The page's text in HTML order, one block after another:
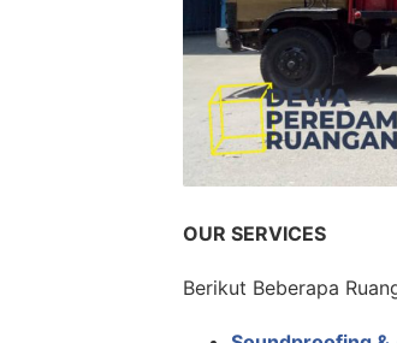
OUR SERVICES
Berikut Beberapa